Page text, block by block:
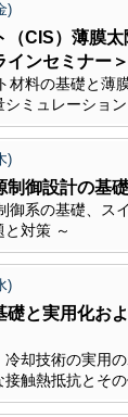
)
（CIS）薄膜
ンセミナー＞
材料の基礎と薄
ミュレーショ
)
制御設計の基
御系の基礎、ス
と対策 ～
)
礎と実用化
冷却技術の実用
触熱抵抗とそ